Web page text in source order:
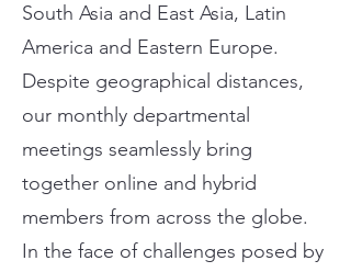
South Asia and East Asia, Latin
America and Eastern Europe.
Despite geographical distances,
our monthly departmental
meetings seamlessly bring
together online and hybrid
members from across the globe.
In the face of challenges posed by